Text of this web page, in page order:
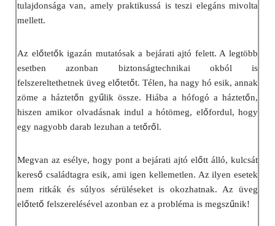
tulajdonsága van, amely praktikussá is teszi elegáns mivolta
mellett.
Az előtetők igazán mutatósak a bejárati ajtó felett. A legtöbb
esetben azonban biztonságtechnikai okból is
felszereltethetnek üveg előtetőt. Télen, ha nagy hó esik, annak
zöme a háztetőn gyűlik össze. Hiába a hófogó a háztetőn,
hiszen amikor olvadásnak indul a hótömeg, előfordul, hogy
egy nagyobb darab lezuhan a tetőről.
Megvan az esélye, hogy pont a bejárati ajtó előtt álló, kulcsát
kereső családtagra esik, ami igen kellemetlen. Az ilyen esetek
nem ritkák és súlyos sérüléseket is okozhatnak. Az üveg
előtető felszerelésével azonban ez a probléma is megszűnik!